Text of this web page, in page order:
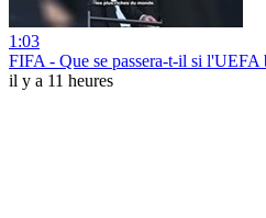
1:03
FIFA - Que se passera-t-il si
il y a 11 heures